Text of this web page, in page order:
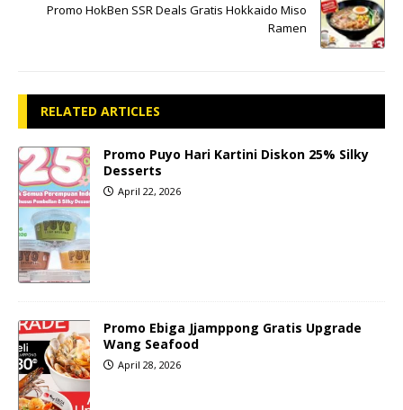
Promo HokBen SSR Deals Gratis Hokkaido Miso
Ramen
RELATED ARTICLES
Promo Puyo Hari Kartini Diskon 25% Silky
Desserts
April 22, 2026
Promo Ebiga Jjamppong Gratis Upgrade
Wang Seafood
April 28, 2026